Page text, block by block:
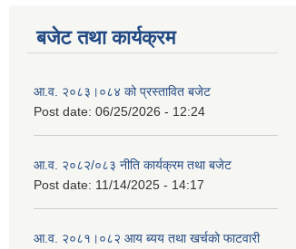
बजेट तथा कार्यक्रम
आ.व. २०८३।०८४ को प्रस्तावित बजेट
Post date: 06/25/2026 - 12:24
आ.व. २०८२/०८३ नीति कार्यक्रम तथा बजेट
Post date: 11/14/2025 - 14:17
आ.व. २०८१।०८२ आय ब्यय तथा खर्चको फाटवारी